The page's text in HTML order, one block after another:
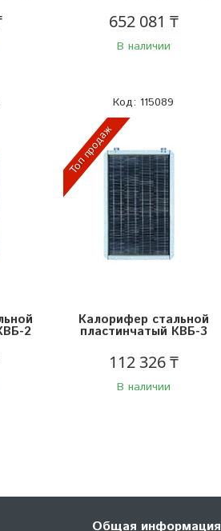
652 081 ₸
В наличии
2
115089
Топ продаж
Калорифер стальной
пластинчатый КВБ-3
112 326 ₸
В наличии
Общая информация